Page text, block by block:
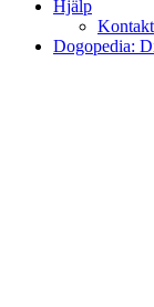
Hjälp
Dogopedia: